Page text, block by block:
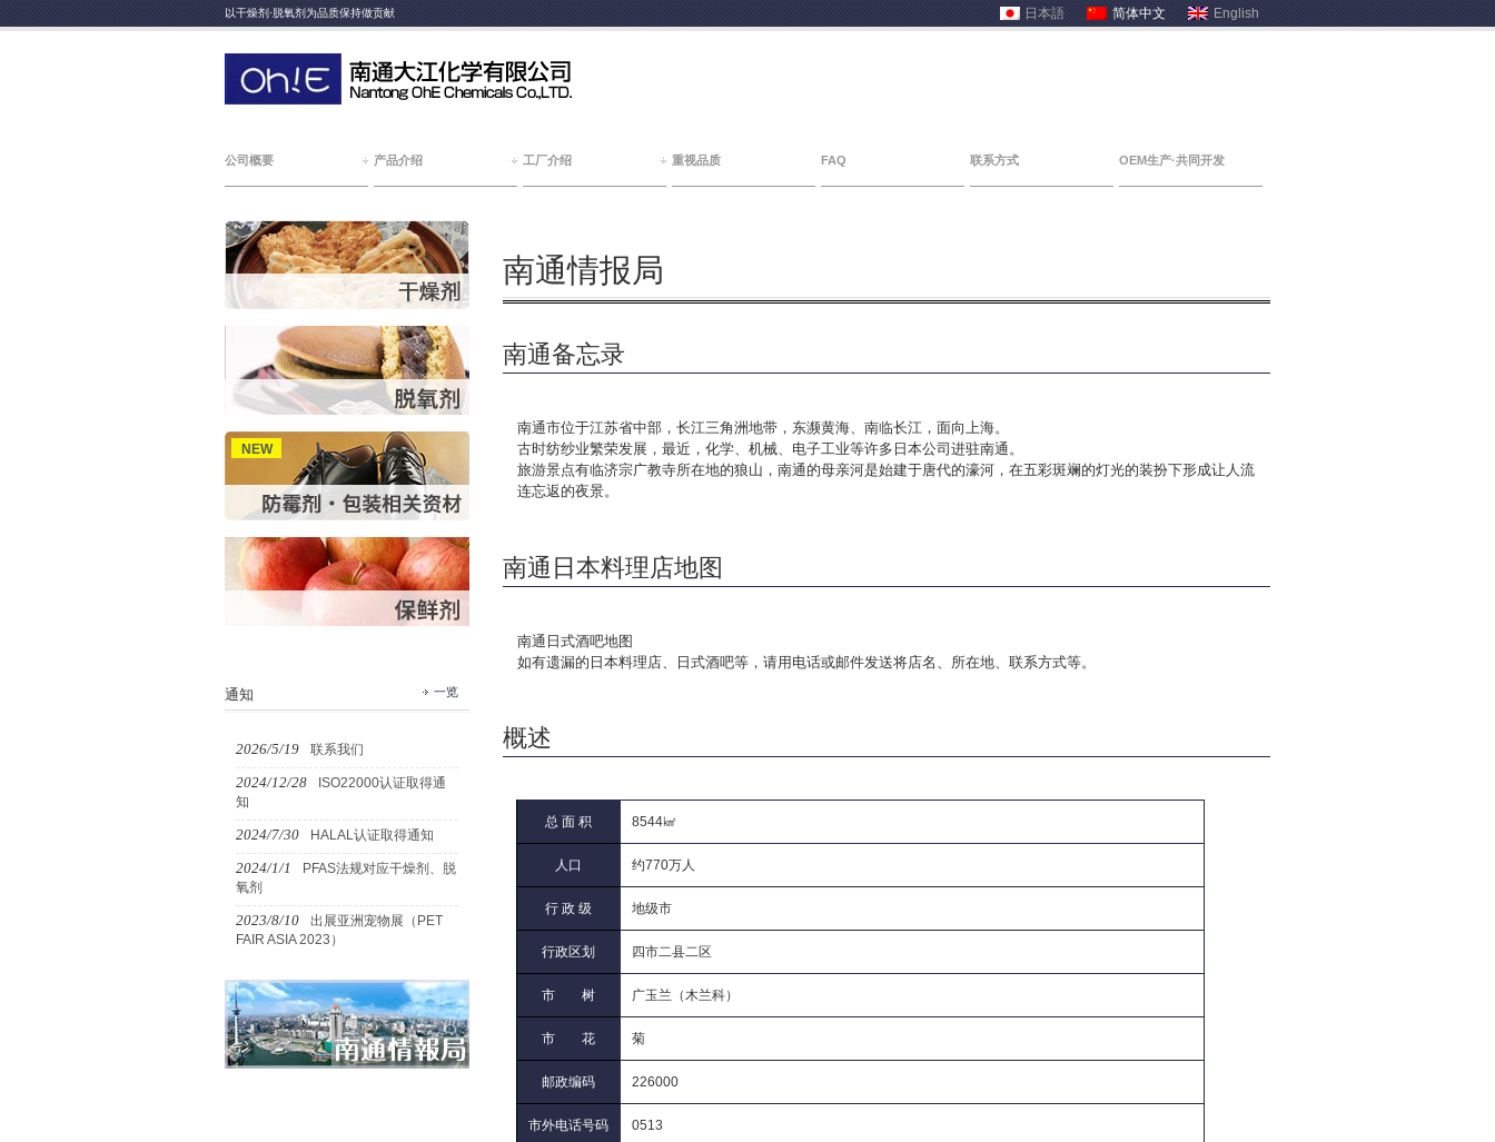
以干燥剂·脱氧剂为品质保持做贡献 日本語 简体中文 English
公司概要 产品介绍 工厂介绍 重视品质 FAQ 联系方式 OEM生产·共同开发
南通情报局
南通备忘录
南通市位于江苏省中部，长江三角洲地带，东濒黄海、南临长江，面向上海。
古时纺纱业繁荣发展，最近，化学、机械、电子工业等许多日本公司进驻南通。
旅游景点有临济宗广教寺所在地的狼山，南通的母亲河是始建于唐代的濠河，在五彩斑斓的灯光的装扮下形成让人流
连忘返的夜景。
南通日本料理店地图
南通日式酒吧地图
如有遗漏的日本料理店、日式酒吧等，请用电话或邮件发送将店名、所在地、联系方式等。
概述
总 面 积 8544㎢
人口 约770万人
行 政 级 地级市
行政区划 四市二县二区
市 树 广玉兰（木兰科）
市 花 菊
邮政编码 226000
市外电话号码 0513
通知 一览
2026/5/19 联系我们
2024/12/28
ISO22000认证取得通
知
2024/7/30 HALAL认证取得通知
2024/1/1
PFAS法规对应干燥剂、脱
氧剂
2023/8/10
出展亚洲宠物展（PET
FAIR ASIA 2023）